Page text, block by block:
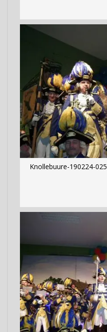
Knollebuure-190224-025